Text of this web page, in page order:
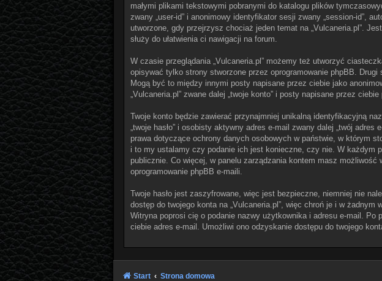
małymi plikami tekstowymi pobranymi do katalogu plików
zwany „user-id” i anonimowy identyfikator sesji zwany „session-id”,
utworzone, gdy przejrzysz chociaż jeden temat na „Vulcaneria.pl”.
służy do ułatwienia ci nawigacji na forum.
W czasie przeglądania „Vulcaneria.pl” możemy też utworzyć
opisywać tylko strony stworzone przez oprogramowanie phpBB.
Mogą być to między innymi posty napisane przez ciebie jako
„Vulcaneria.pl” zwane dalej „twoje konto” i posty napisane przez
Twoje konto będzie zawierać przynajmniej unikalną identyfikacyjną
„twoje hasło” i osobisty aktywny adres e-mail zwany dalej „twój
prawa dotyczące ochrony danych osobowych w państwie, w którym
i to my ustalamy czy podanie ich jest konieczne, czy nie. W każdym
publicznie. Co więcej, w panelu zarządzania kontem masz możliwość
oprogramowanie phpBB e-maili.
Twoje hasło jest zaszyfrowane, więc jest bezpieczne, niemniej nie
dostęp do twojego konta na „Vulcaneria.pl”, więc chroń je i w żadnym
Witryna poprosi cię o podanie nazwy użytkownika i adresu e-mail. Po
ciebie adres e-mail. Umożliwi ono odzyskanie dostępu do twojego
Start Strona domowa